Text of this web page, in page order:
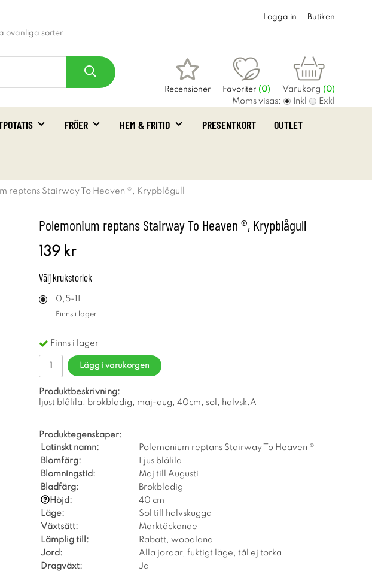
ovanliga sorter
Logga in Butiken
Recensioner Favoriter (0) Varukorg (0)
Moms visas: Inkl Exkl
FRÖER HEM & FRITID PRESENTKORT OUTLET
reptans Stairway To Heaven ®, Krypblågull
Polemonium reptans Stairway To Heaven ®, Krypblågull
139 kr
Välj krukstorlek
0,5-1L
Finns i lager
Finns i lager
Lägg i varukorgen
Produktbeskrivning:
ljust blålila, brokbladig, maj-aug, 40cm, sol, halvsk.A
Produktegenskaper:
Latinskt namn:
Polemonium reptans Stairway To Heaven ®
Blomfärg:
Ljus blålila
Blomningstid:
Maj till Augusti
Bladfärg:
Brokbladig
Höjd:
40 cm
Läge:
Sol till halvskugga
Växtsätt:
Marktäckande
Lämplig till:
Rabatt, woodland
Jord:
Alla jordar, fuktigt läge, tål ej torka
Dragväxt:
Ja